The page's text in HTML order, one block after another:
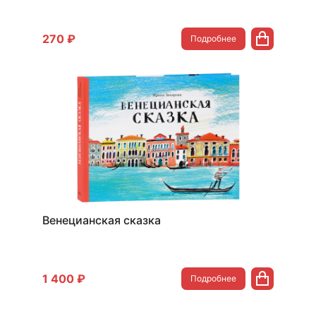
270 ₽ Подробнее
Венецианская сказка
1 400 ₽ Подробнее